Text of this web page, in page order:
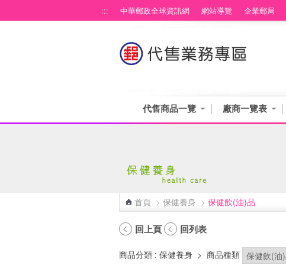
::: 中華郵政全球資訊網 網站導覽 企業郵局
代售商品一覽 廠商一覽表
首頁 > 保健養身 > 保健飲(油)品
回上頁 回列表
商品分類 : 保健養身 > 商品種類